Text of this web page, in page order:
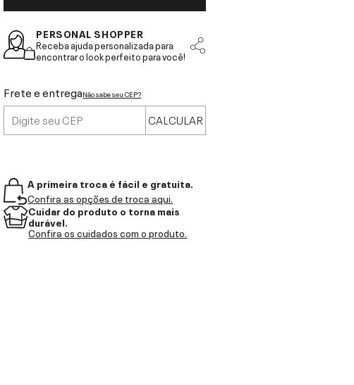
PERSONAL SHOPPER
Receba ajuda personalizada para
encontrar o look perfeito para você!
Frete e entregaNão sabe seu CEP?
CALCULAR
A primeira troca é fácil e gratuita.
Confira as opções de troca aqui.
Cuidar do produto o torna mais
durável.
Confira os cuidados com o produto.